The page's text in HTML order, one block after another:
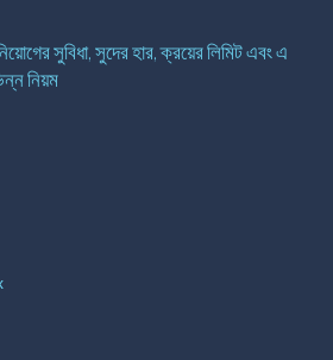
সুবিধা, সুদের হার, ক্রয়ের লিমিট এবং এ
নিয়ম